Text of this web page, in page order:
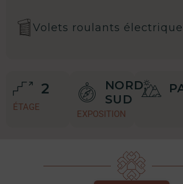
Volets roulants
2
ÉTAGE
NORD,
SUD
EXPOSITION